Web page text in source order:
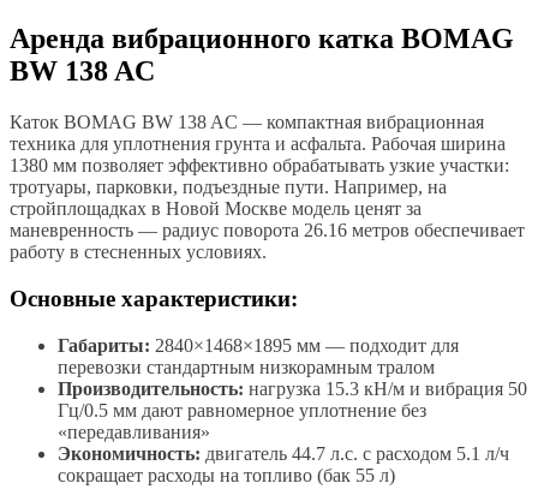
Аренда вибрационного катка BOMAG
BW 138 AC
Каток BOMAG BW 138 AC — компактная вибрационная
техника для уплотнения грунта и асфальта. Рабочая ширина
1380 мм позволяет эффективно обрабатывать узкие участки:
тротуары, парковки, подъездные пути. Например, на
стройплощадках в Новой Москве модель ценят за
маневренность — радиус поворота 26.16 метров обеспечивает
работу в стесненных условиях.
Основные характеристики:
Габариты: 2840×1468×1895 мм — подходит для
перевозки стандартным низкорамным тралом
Производительность: нагрузка 15.3 кН/м и вибрация 50
Гц/0.5 мм дают равномерное уплотнение без
«передавливания»
Экономичность: двигатель 44.7 л.с. с расходом 5.1 л/ч
сокращает расходы на топливо (бак 55 л)